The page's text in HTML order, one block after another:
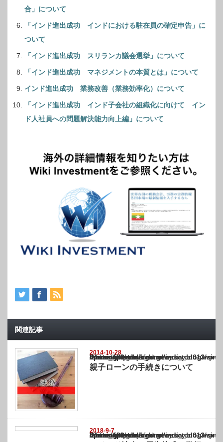
合」について
「インド進出成功 インドにおける駐在員の確定申告」に
ついて
「インド進出成功 スリランカ議会選挙」について
「インド進出成功 マネジメントの本質とは」について
インド進出成功 業務改善（業務効率化）について
「インド進出成功 インド子会社の組織化に向けて イン
ド人社員への問題解決能力向上編」について
関連記事
2014-10-28
Warning
: Undefined array key "show_category" in
/home/netst/kuno-cpa.co.jp/public_html/india_blog/wp-content/themes/
on line183
親子ローンの手続きについて
2018-9-7
Warning
: Undefined array key "show_category" in
/home/netst/kuno-cpa.co.jp/public_html/india_blog/wp-content/themes/
on line183